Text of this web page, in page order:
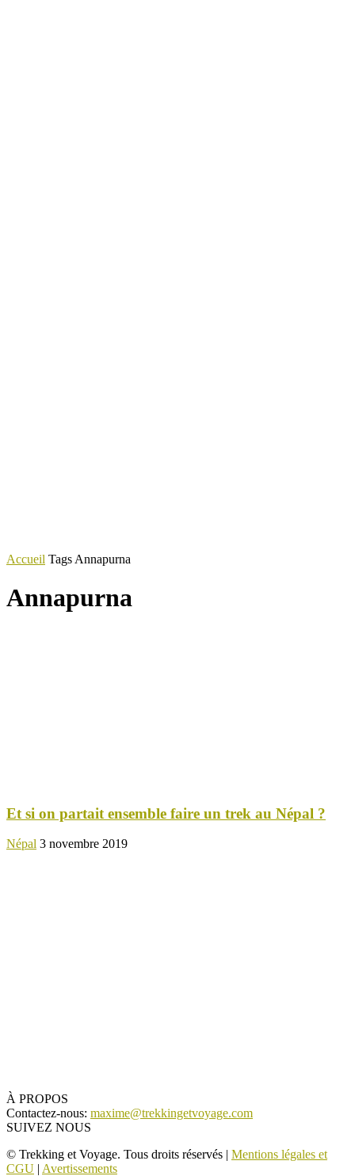
Accueil Tags Annapurna
Annapurna
Et si on partait ensemble faire un trek au Népal ?
Népal 3 novembre 2019
À PROPOS
Contactez-nous: maxime@trekkingetvoyage.com
SUIVEZ NOUS
© Trekking et Voyage. Tous droits réservés | Mentions légales et
CGU | Avertissements